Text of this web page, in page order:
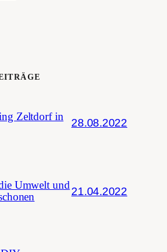
Zeltdorf in
28.08.2022
Umwelt und21.04.2022